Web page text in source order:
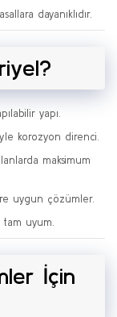
dayanıklıdır.
yapı.
korozyon direnci.
maksimum
uygun çözümler.
tam uyum.
İçin